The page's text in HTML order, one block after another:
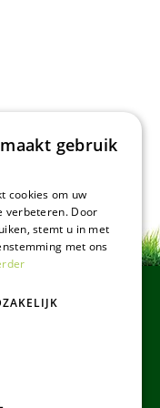
gebruik
cookies om uw
verbeteren. Door
stemt u in met
met ons